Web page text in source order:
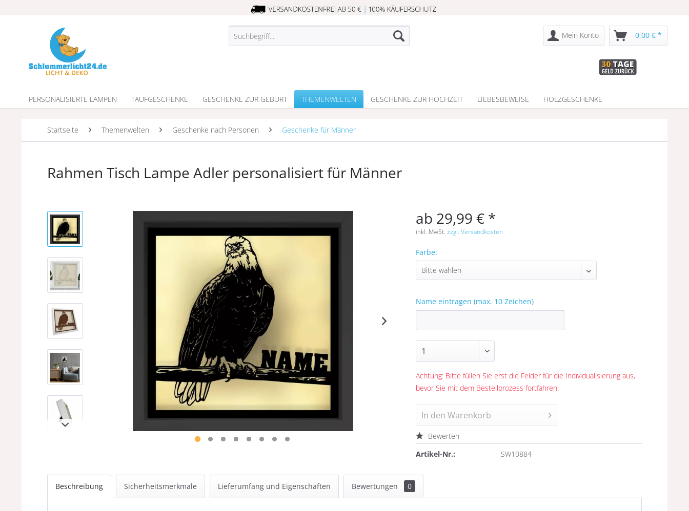
Mein Konto 0,00 € *
PERSONALISIERTE LAMPEN TAUFGESCHENKE GESCHENKE ZUR GEBURT THEMENWELTEN GESCHENKE ZUR HOCHZEIT LIEBESBEWEISE HOLZGESCHENKE
Startseite Themenwelten Geschenke nach Personen Geschenke für Männer
Rahmen Tisch Lampe Adler personalisiert für Männer
ab 29,99 € *
inkl. MwSt.zzgl. Versandkosten
Farbe:
Name eintragen (max. 10 Zeichen)
Achtung: Bitte füllen Sie erst die Felder für die Individualisierung aus,
bevor Sie mit dem Bestellprozess fortfahren!
In den Warenkorb
Bewerten
Artikel-Nr.:
SW10884
Beschreibung Sicherheitsmerkmale Lieferumfang und Eigenschaften Bewertungen 0